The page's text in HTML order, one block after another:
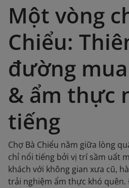
Một vòng
Chiểu:
đường
& ẩm thực
tiếng
Chợ Bà Chiểu nằm giữa lòng
chỉ nổi tiếng bởi vị trí sầm uất
khách với không gian xưa cũ,
trải nghiệm ẩm thực khó quên.